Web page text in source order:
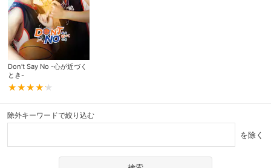
Don’t Say No -心が近づく
とき-
除外キーワードで絞り込む
を除く